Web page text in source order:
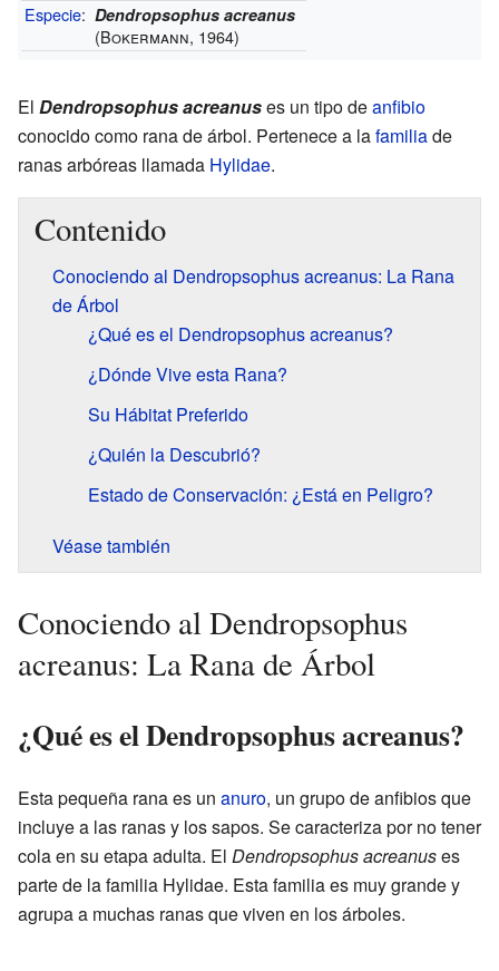
Especie: Dendropsophus acreanus
(Bokermann, 1964)
El Dendropsophus acreanuses un tipo deanfibio
conocido como rana de árbol. Pertenece a lafamiliade
ranas arbóreas llamada Hylidae.
Contenido
Conociendo al Dendropsophus acreanus: La Rana
de Árbol
¿Qué es el Dendropsophus acreanus?
¿Dónde Vive esta Rana?
Su Hábitat Preferido
¿Quién la Descubrió?
Estado de Conservación: ¿Está en Peligro?
Véase también
Conociendo al Dendropsophus
acreanus: La Rana de Árbol
¿Qué es el Dendropsophus acreanus?
Esta pequeña rana es un anuro, un grupo de anfibios que
incluye a las ranas y los sapos. Se caracteriza por no tener
cola en su etapa adulta. El Dendropsophus acreanuses
parte de la familia Hylidae. Esta familia es muy grande y
agrupa a muchas ranas que viven en los árboles.